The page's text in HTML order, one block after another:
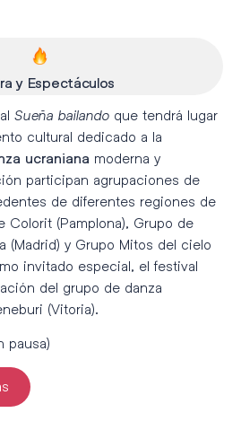
y Espectáculos
Sueña bailando que tendrá lugar
cultural dedicado a la
ucraniana moderna y
participan agrupaciones de
de diferentes regiones de
Colorit (Pamplona), Grupo de
(Madrid) y Grupo Mitos del cielo
invitado especial, el festival
del grupo de danza
(Vitoria).
pausa)